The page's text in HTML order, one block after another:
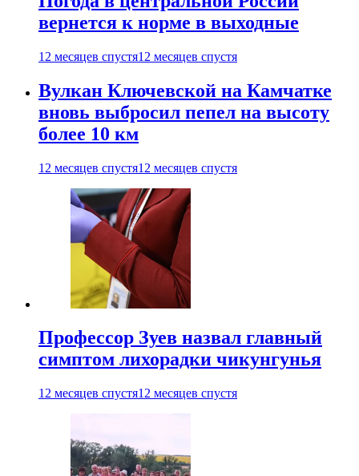
вернется к норме в выходные
12 месяцев спустя12 месяцев спустя
Вулкан Ключевской на Камчатке
вновь выбросил пепел на высоту
более 10 км
12 месяцев спустя12 месяцев спустя
Профессор Зуев назвал главный
симптом лихорадки чикунгунья
12 месяцев спустя12 месяцев спустя